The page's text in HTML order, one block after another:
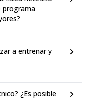
programa
a entrenar y
¿Es posible